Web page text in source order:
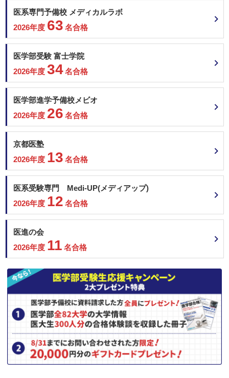
医系専門予備校 メディカルラボ
2026年度 63 名合格
医学部受験 富士学院
2026年度 34名合格
医学部進学予備校メビオ
2026年度 26 名合格
京都医塾
2026年度 13 名合格
医系受験専門 Medi-UP(メディアップ)
2026年度 12 名合格
医進の会
2026年度 11 名合格